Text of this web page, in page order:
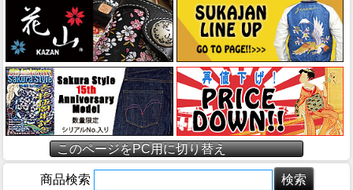
このページをPC用に切り替え
商品検索